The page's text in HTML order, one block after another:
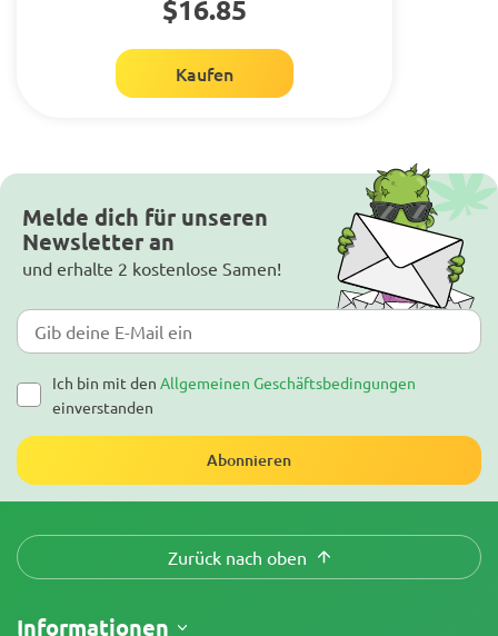
$16.85
Kaufen
Melde dich für unseren
Newsletter an
und erhalte 2 kostenlose Samen!
Ich bin mit den Allgemeinen Geschäftsbedingungen
einverstanden
Abonnieren
Zurück nach oben
Informationen